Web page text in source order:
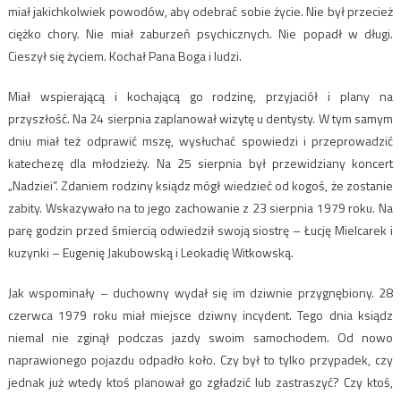
miał jakichkolwiek powodów, aby odebrać sobie życie. Nie był przecież
ciężko chory. Nie miał zaburzeń psychicznych. Nie popadł w długi.
Cieszył się życiem. Kochał Pana Boga i ludzi.
Miał wspierającą i kochającą go rodzinę, przyjaciół i plany na
przyszłość. Na 24 sierpnia zaplanował wizytę u dentysty. W tym samym
dniu miał też odprawić mszę, wysłuchać spowiedzi i przeprowadzić
katechezę dla młodzieży. Na 25 sierpnia był przewidziany koncert
„Nadziei”. Zdaniem rodziny ksiądz mógł wiedzieć od kogoś, że zostanie
zabity. Wskazywało na to jego zachowanie z 23 sierpnia 1979 roku. Na
parę godzin przed śmiercią odwiedził swoją siostrę – Łucję Mielcarek i
kuzynki – Eugenię Jakubowską i Leokadię Witkowską.
Jak wspominały – duchowny wydał się im dziwnie przygnębiony. 28
czerwca 1979 roku miał miejsce dziwny incydent. Tego dnia ksiądz
niemal nie zginął podczas jazdy swoim samochodem. Od nowo
naprawionego pojazdu odpadło koło. Czy był to tylko przypadek, czy
jednak już wtedy ktoś planował go zgładzić lub zastraszyć? Czy ktoś,